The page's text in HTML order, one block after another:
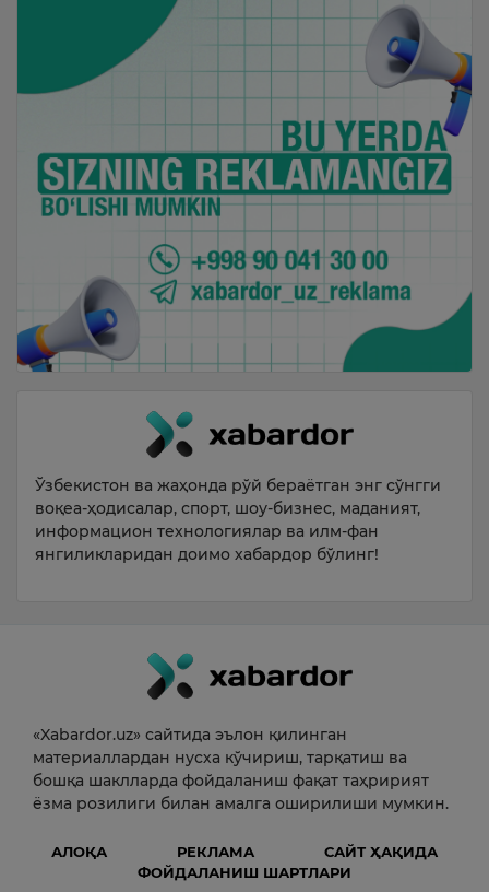
Ўзбекистон ва жаҳонда рўй бераётган энг сўнгги
воқеа-ҳодисалар, спорт, шоу-бизнес, маданият,
информацион технологиялар ва илм-фан
янгиликларидан доимо хабардор бўлинг!
«Xabardor.uz» сайтида эълон қилинган
материаллардан нусха кўчириш, тарқатиш ва
бошқа шаклларда фойдаланиш фақат таҳририят
ёзма розилиги билан амалга оширилиши мумкин.
АЛОҚА РЕКЛАМА
САЙТ ҲАҚИДА
ФОЙДАЛАНИШ ШАРТЛАРИ